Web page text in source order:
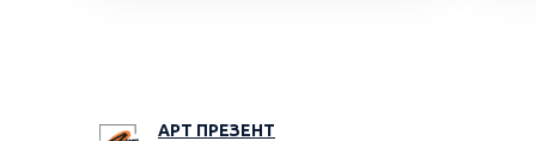
АРТ ПРЕЗЕНТ